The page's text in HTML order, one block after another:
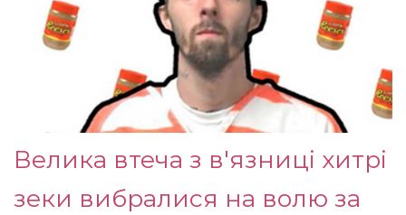
Велика втеча з в'язниці хитрі
зеки вибралися на волю за